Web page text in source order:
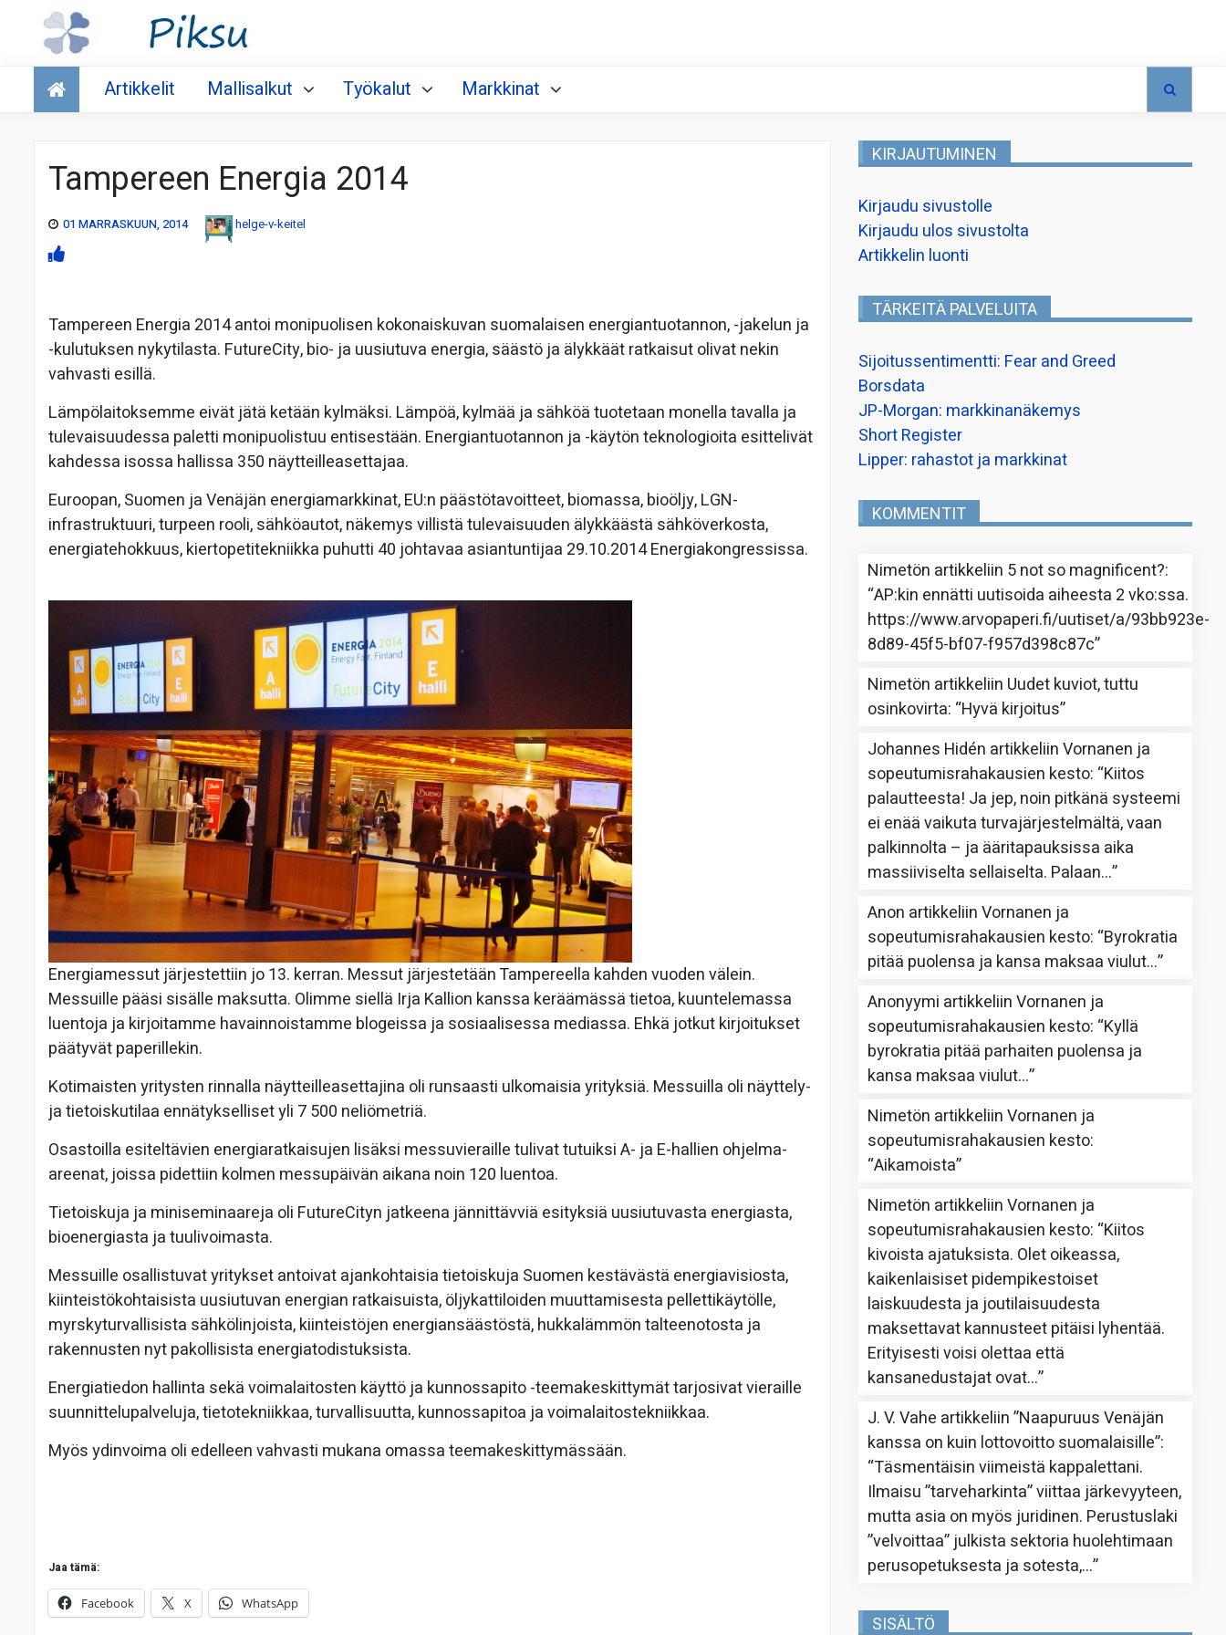
Talous
Artikkelit Mallisalkut Työkalut Markkinat
Tampereen Energia 2014
01 MARRASKUUN, 2014 helge-v-keitel
Tampereen Energia 2014 antoi monipuolisen kokonaiskuvan suomalaisen energiantuotannon, -jakelun ja
-kulutuksen nykytilasta. FutureCity, bio- ja uusiutuva energia, säästö ja älykkäät ratkaisut olivat nekin
vahvasti esillä.
Lämpölaitoksemme eivät jätä ketään kylmäksi. Lämpöä, kylmää ja sähköä tuotetaan monella tavalla ja
tulevaisuudessa paletti monipuolistuu entisestään. Energiantuotannon ja -käytön teknologioita esittelivät
kahdessa isossa hallissa 350 näytteilleasettajaa.
Euroopan, Suomen ja Venäjän energiamarkkinat, EU:n päästötavoitteet, biomassa, bioöljy, LGN-
infrastruktuuri, turpeen rooli, sähköautot, näkemys villistä tulevaisuuden älykkäästä sähköverkosta,
energiatehokkuus, kiertopetitekniikka puhutti 40 johtavaa asiantuntijaa 29.10.2014 Energiakongressissa.
Energiamessut järjestettiin jo 13. kerran. Messut järjestetään Tampereella kahden vuoden välein.
Messuille pääsi sisälle maksutta. Olimme siellä Irja Kallion kanssa keräämässä tietoa, kuuntelemassa
luentoja ja kirjoitamme havainnoistamme blogeissa ja sosiaalisessa mediassa. Ehkä jotkut kirjoitukset
päätyvät paperillekin.
Kotimaisten yritysten rinnalla näytteilleasettajina oli runsaasti ulkomaisia yrityksiä. Messuilla oli näyttely-
ja tietoiskutilaa ennätykselliset yli 7 500 neliömetriä.
Osastoilla esiteltävien energiaratkaisujen lisäksi messuvieraille tulivat tutuiksi A- ja E-hallien ohjelma-
areenat, joissa pidettiin kolmen messupäivän aikana noin 120 luentoa.
Tietoiskuja ja miniseminaareja oli FutureCityn jatkeena jännittävviä esityksiä uusiutuvasta energiasta,
bioenergiasta ja tuulivoimasta.
Messuille osallistuvat yritykset antoivat ajankohtaisia tietoiskuja Suomen kestävästä energiavisiosta,
kiinteistökohtaisista uusiutuvan energian ratkaisuista, öljykattiloiden muuttamisesta pellettikäytölle,
myrskyturvallisista sähkölinjoista, kiinteistöjen energiansäästöstä, hukkalämmön talteenotosta ja
rakennusten nyt pakollisista energiatodistuksista.
Energiatiedon hallinta sekä voimalaitosten käyttö ja kunnossapito -teemakeskittymät tarjosivat vieraille
suunnittelupalveluja, tietotekniikkaa, turvallisuutta, kunnossapitoa ja voimalaitostekniikkaa.
Myös ydinvoima oli edelleen vahvasti mukana omassa teemakeskittymässään.
Jaa tämä:
Facebook X WhatsApp
KIRJAUTUMINEN
Kirjaudu sivustolle
Kirjaudu ulos sivustolta
Artikkelin luonti
TÄRKEITÄ PALVELUITA
Sijoitussentimentti: Fear and Greed
Borsdata
JP-Morgan: markkinanäkemys
Short Register
Lipper: rahastot ja markkinat
KOMMENTIT
Nimetön artikkeliin 5 not so magnificent?:
“AP:kin ennätti uutisoida aiheesta 2 vko:ssa.
https://www.arvopaperi.fi/uutiset/a/93bb923e-
8d89-45f5-bf07-f957d398c87c”
Nimetön artikkeliin Uudet kuviot, tuttu
osinkovirta: “Hyvä kirjoitus”
Johannes Hidén artikkeliinVornanen ja
sopeutumisrahakausien kesto: “Kiitos
palautteesta! Ja jep, noin pitkänä systeemi
ei enää vaikuta turvajärjestelmältä, vaan
palkinnolta – ja ääritapauksissa aika
massiiviselta sellaiselta. Palaan…”
Anon artikkeliinVornanen ja
sopeutumisrahakausien kesto: “Byrokratia
pitää puolensa ja kansa maksaa viulut…”
Anonyymi artikkeliinVornanen ja
sopeutumisrahakausien kesto: “Kyllä
byrokratia pitää parhaiten puolensa ja
kansa maksaa viulut…”
Nimetön artikkeliinVornanen ja
sopeutumisrahakausien kesto:
“Aikamoista”
Nimetön artikkeliinVornanen ja
sopeutumisrahakausien kesto: “Kiitos
kivoista ajatuksista. Olet oikeassa,
kaikenlaisiset pidempikestoiset
laiskuudesta ja joutilaisuudesta
maksettavat kannusteet pitäisi lyhentää.
Erityisesti voisi olettaa että
kansanedustajat ovat…”
J. V. Vahe artikkeliin”Naapuruus Venäjän
kanssa on kuin lottovoitto suomalaisille”:
“Täsmentäisin viimeistä kappalettani.
Ilmaisu ”tarveharkinta” viittaa järkevyyteen,
mutta asia on myös juridinen. Perustuslaki
”velvoittaa” julkista sektoria huolehtimaan
perusopetuksesta ja sotesta,…”
SISÄLTÖ